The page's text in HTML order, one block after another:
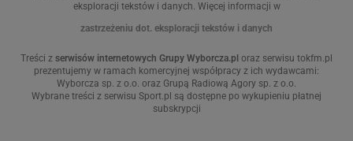
eksploracji tekstów i danych. Więcej informacji w
zastrzeżeniu dot. eksploracji tekstów i danych
Treści z serwisów internetowych Grupy Wyborcza.pl oraz serwisu tokfm.pl
prezentujemy w ramach komercyjnej współpracy z ich wydawcami:
Wyborcza sp. z o.o. oraz Grupą Radiową Agory sp. z o.o.
Wybrane treści z serwisu Sport.pl są dostępne po wykupieniu płatnej
subskrypcji